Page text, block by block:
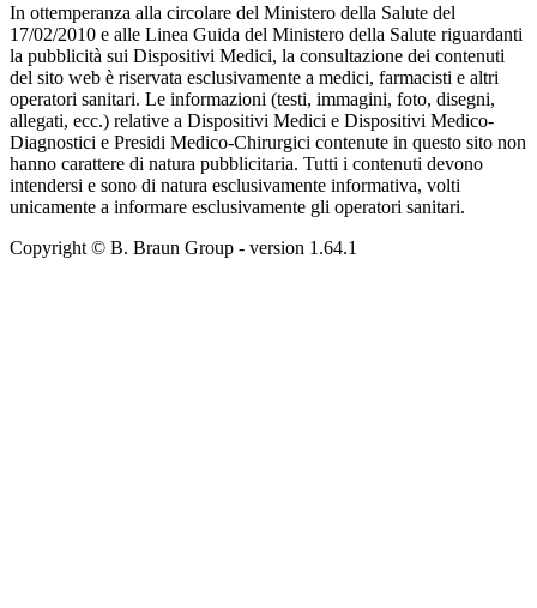
In ottemperanza alla circolare del Ministero della Salute del
17/02/2010 e alle Linea Guida del Ministero della Salute riguardanti
la pubblicità sui Dispositivi Medici, la consultazione dei contenuti
del sito web è riservata esclusivamente a medici, farmacisti e altri
operatori sanitari. Le informazioni (testi, immagini, foto, disegni,
allegati, ecc.) relative a Dispositivi Medici e Dispositivi Medico-
Diagnostici e Presidi Medico-Chirurgici contenute in questo sito non
hanno carattere di natura pubblicitaria. Tutti i contenuti devono
intendersi e sono di natura esclusivamente informativa, volti
unicamente a informare esclusivamente gli operatori sanitari.
Copyright © B. Braun Group - version 1.64.1